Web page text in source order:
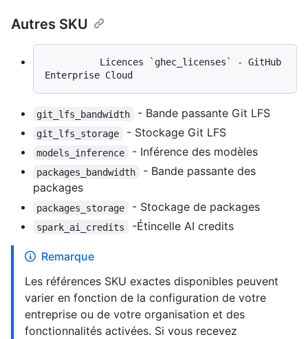
Autres SKU
git_lfs_bandwidth - Bande passante Git LFS
git_lfs_storage - Stockage Git LFS
models_inference - Inférence des modèles
packages_bandwidth
- Bande passante des
packages
packages_storage - Stockage de packages
spark_ai_credits -Étincelle AI credits
Remarque
Les références SKU exactes disponibles peuvent
varier en fonction de la configuration de votre
entreprise ou de votre organisation et des
fonctionnalités activées. Si vous recevez